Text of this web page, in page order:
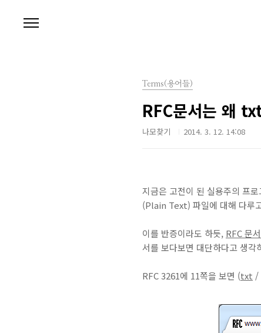
Terms(용어들)
RFC문서는 왜
나모찾기 2014. 3. 12. 14:08
지금은 고전이 된 실용주의 프
(Plain Text) 파일에 대해 다루
이를 반증이라도 하듯, RFC 문
서를 보다보면 대단하다고 생
RFC 3261에 11쪽을 보면 (txt /